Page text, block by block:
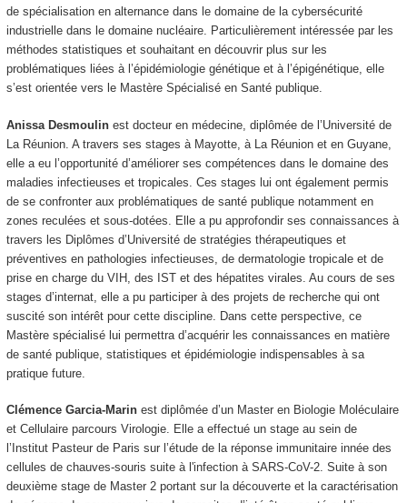
de spécialisation en alternance dans le domaine de la cybersécurité
industrielle dans le domaine nucléaire. Particulièrement intéressée par les
méthodes statistiques et souhaitant en découvrir plus sur les
problématiques liées à l’épidémiologie génétique et à l’épigénétique, elle
s’est orientée vers le Mastère Spécialisé en Santé publique.
Anissa Desmoulin est docteur en médecine, diplômée de l’Université de
La Réunion. A travers ses stages à Mayotte, à La Réunion et en Guyane,
elle a eu l’opportunité d’améliorer ses compétences dans le domaine des
maladies infectieuses et tropicales. Ces stages lui ont également permis
de se confronter aux problématiques de santé publique notamment en
zones reculées et sous-dotées. Elle a pu approfondir ses connaissances à
travers les Diplômes d’Université de stratégies thérapeutiques et
préventives en pathologies infectieuses, de dermatologie tropicale et de
prise en charge du VIH, des IST et des hépatites virales. Au cours de ses
stages d’internat, elle a pu participer à des projets de recherche qui ont
suscité son intérêt pour cette discipline. Dans cette perspective, ce
Mastère spécialisé lui permettra d’acquérir les connaissances en matière
de santé publique, statistiques et épidémiologie indispensables à sa
pratique future.
Clémence Garcia-Marinest diplômée d’un Master en Biologie Moléculaire
et Cellulaire parcours Virologie. Elle a effectué un stage au sein de
l’Institut Pasteur de Paris sur l’étude de la réponse immunitaire innée des
cellules de chauves-souris suite à l'infection à SARS-CoV-2. Suite à son
deuxième stage de Master 2 portant sur la découverte et la caractérisation